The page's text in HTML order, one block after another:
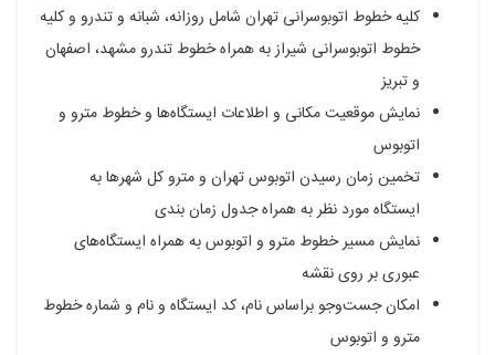
کلیه خطوط اتوبوسرانی تهران شامل روزانه، شبانه و تندرو و کلیه
خطوط اتوبوسرانی شیراز به همراه خطوط تندرو مشهد، اصفهان
و تبریز
نمایش موقعیت مکانی و اطلاعات ایستگاه‌ها و خطوط مترو و
اتوبوس
تخمین زمان رسیدن اتوبوس تهران و مترو کل شهرها به
ایستگاه مورد نظر به همراه جدول زمان بندی
نمایش مسیر خطوط مترو و اتوبوس به همراه ایستگاه‌های
عبوری بر روی نقشه
امکان جست‌‌وجو براساس نام، کد ایستگاه و نام و شماره خطوط
مترو و اتوبوس